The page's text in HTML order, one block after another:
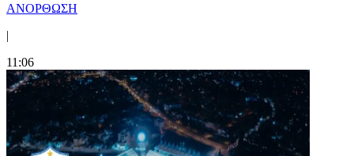
ΑΝΟΡΘΩΣΗ
|
11:06